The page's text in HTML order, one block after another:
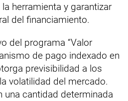
herramienta y garantizar
del financiamiento.
del programa “Valor
de pago indexado en
previsibilidad a los
volatilidad del mercado.
una cantidad determinada